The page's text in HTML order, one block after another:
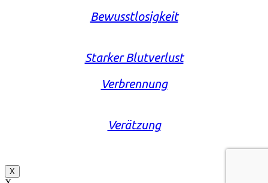
Bewusstlosigkeit
Starker Blutverlust
Verbrennung
Verätzung
X